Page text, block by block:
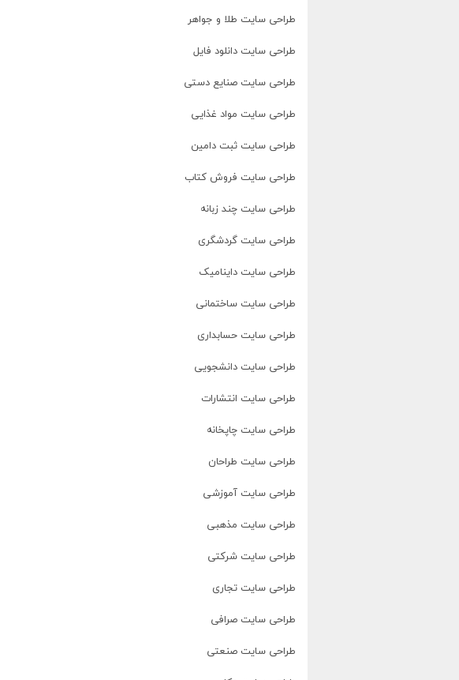
طراحی سایت طلا و جواهر
طراحی سایت دانلود فایل
طراحی سایت صنایع دستی
طراحی سایت مواد غذایی
طراحی سایت ثبت دامین
طراحی سایت فروش کتاب
طراحی سایت چند زبانه
طراحی سایت گردشگری
طراحی سایت داینامیک
طراحی سایت ساختمانی
طراحی سایت حسابداری
طراحی سایت دانشجویی
طراحی سایت انتشارات
طراحی سایت چاپخانه
طراحی سایت طراحان
طراحی سایت آموزشی
طراحی سایت مذهبی
طراحی سایت شرکتی
طراحی سایت تجاری
طراحی سایت صرافی
طراحی سایت صنعتی